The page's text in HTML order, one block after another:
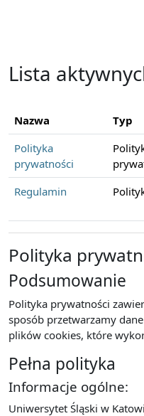
Lista
Nazwa Typ
Polityka
prywatności
Regulamin
Polityka
Podsumowanie
Polityka prywatności
sposób przetwarzamy
plików cookies, które
Pełna polityka
Informacje ogólne:
Uniwersytet Śląski w